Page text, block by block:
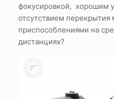
фокусировкой, хорошим
отсутствием
приспособлениями на
дистанциях?